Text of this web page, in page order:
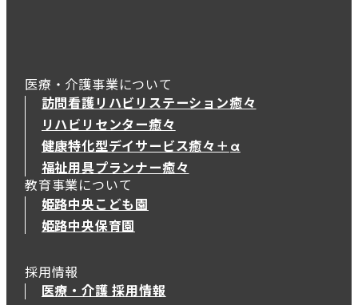
医療・介護事業について
訪問看護リハビリステーション癒々
リハビリセンター癒々
健康特化型デイサービス癒々＋ α
健康特化型デイサービス癒々＋
福祉用具プランナー癒々
教育事業について
姫路中央こども園
姫路中央保育園
採用情報
医療・介護 採用情報